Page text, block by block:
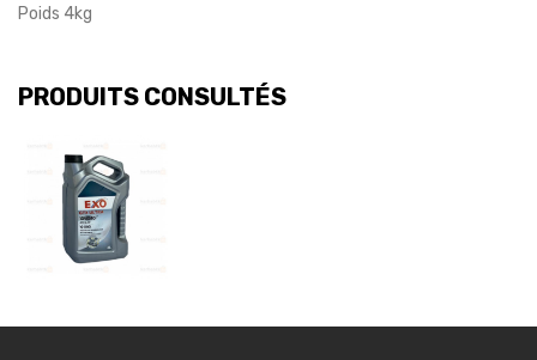
Poids 4kg
PRODUITS CONSULTÉS